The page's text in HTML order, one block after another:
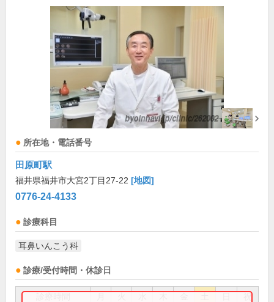
所在地・電話番号
田原町駅
福井県福井市大宮2丁目27-22 [地図]
0776-24-4133
診療科目
耳鼻いんこう科
診療/受付時間・休診日
祝